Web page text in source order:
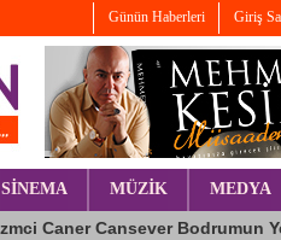
Günün Haberleri Giriş
SİNEMA MÜZİK MEDYA